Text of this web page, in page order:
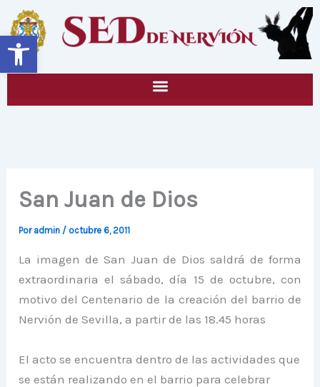
Abrir barra de herramientas
contenido
San Juan de Dios
Por admin / octubre 6, 2011
La imagen de San Juan de Dios saldrá de forma
extraordinaria el sábado, día 15 de octubre, con
motivo del Centenario de la creación del barrio de
Nervión de Sevilla, a partir de las 18.45 horas
El acto se encuentra dentro de las actividades que
se están realizando en el barrio para celebrar